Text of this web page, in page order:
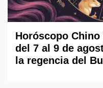
Horóscopo
del 7 al 9 de
la regencia del